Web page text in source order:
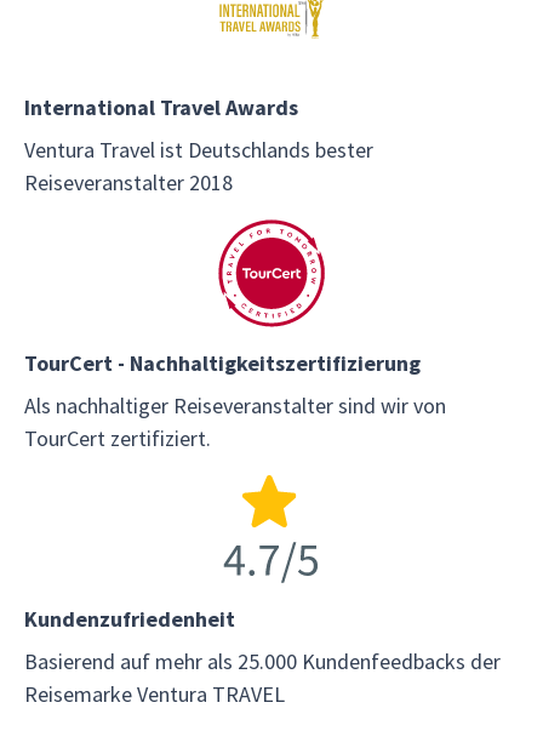
International Travel Awards
Ventura Travel ist Deutschlands bester
Reiseveranstalter 2018
TourCert - Nachhaltigkeitszertifizierung
Als nachhaltiger Reiseveranstalter sind wir von
TourCert zertifiziert.
Kundenzufriedenheit
Basierend auf mehr als 25.000 Kundenfeedbacks der
Reisemarke Ventura TRAVEL